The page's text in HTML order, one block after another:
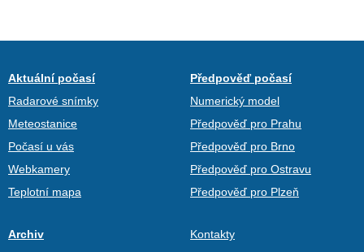
Aktuální počasí
Radarové snímky
Meteostanice
Počasí u vás
Webkamery
Teplotní mapa
Předpověď počasí
Numerický model
Předpověď pro Prahu
Předpověď pro Brno
Předpověď pro Ostravu
Předpověď pro Plzeň
Archiv
Kontakty